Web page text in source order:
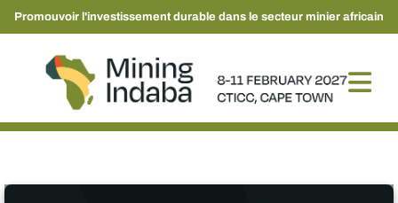
Promouvoir l'investissement durable dans le secteur minier africain